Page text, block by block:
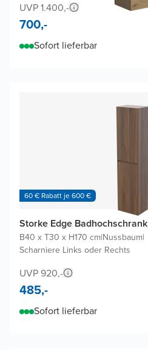
UVP 1.400,-
700,-
Sofort lieferbar
60 € Rabatt je 600 €
Storke Edge Badhochschrank
B40 x T30 x H170 cm|Nussbaum|
Scharniere Links oder Rechts
UVP 920,-
485,-
Sofort lieferbar